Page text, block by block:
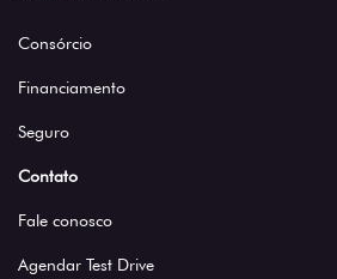
Consórcio
Financiamento
Seguro
Contato
Fale conosco
Agendar Test Drive